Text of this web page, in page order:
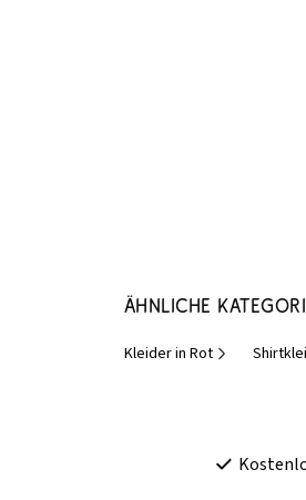
Ähnliche
Kleider in Rot